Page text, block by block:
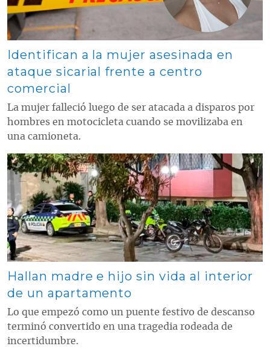
Identifican a la mujer asesinada en
ataque sicarial frente a centro
comercial
La mujer falleció luego de ser atacada a disparos por
hombres en motocicleta cuando se movilizaba en
una camioneta.
Contenido multimedia principal
Hallan madre e hijo sin vida al interior
de un apartamento
Lo que empezó como un puente festivo de descanso
terminó convertido en una tragedia rodeada de
incertidumbre.